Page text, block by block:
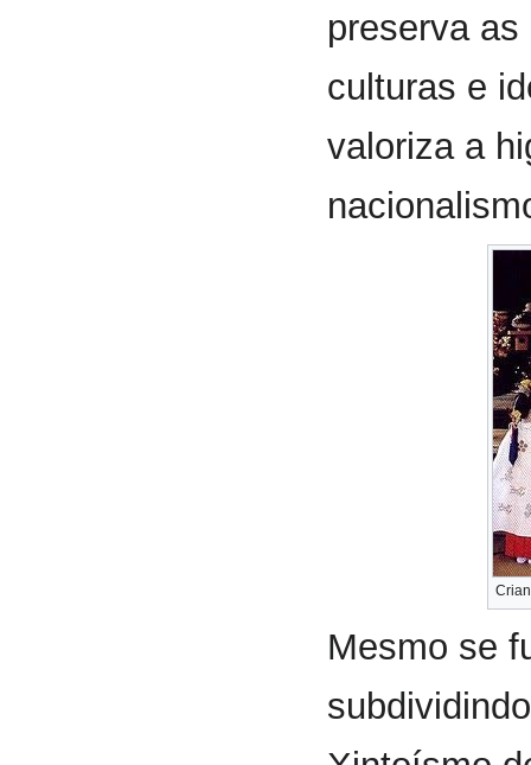
preserva
culturas e
valoriza a
Mesmo se